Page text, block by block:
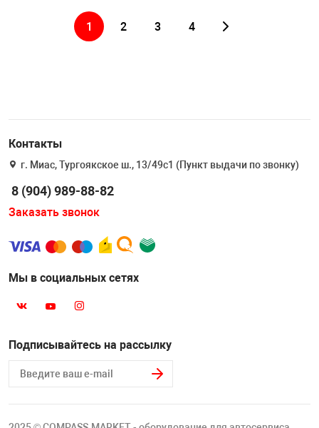
1 2 3 4
Контакты
г. Миас, Тургоякское ш., 13/49с1 (Пункт выдачи по звонку)
8 (904) 989-88-82
Заказать звонок
Мы в социальных сетях
Подписывайтесь на рассылку